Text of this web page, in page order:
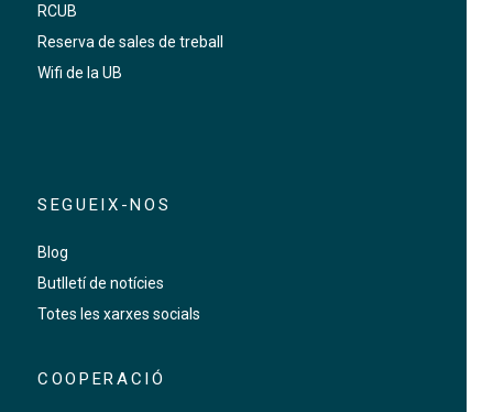
RCUB
Reserva de sales de treball
Wifi de la UB
SEGUEIX-NOS
Blog
Butlletí de notícies
Totes les xarxes socials
COOPERACIÓ